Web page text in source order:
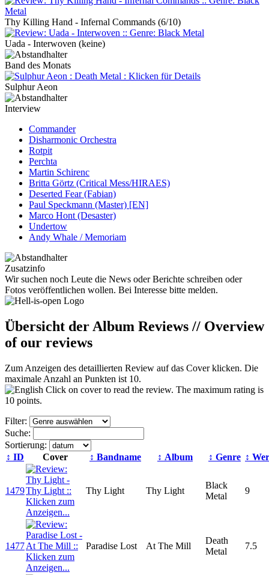
Thy Killing Hand - Infernal Commands (6/10)
Uada - Interwoven (keine)
Band des Monats
Sulphur Aeon
Interview
Commander
Disharmonic Orchestra
Rotpit
Perchta
Martin Schirenc
Britta Görtz (Critical Mess/HIRAES)
Deserted Fear (Fabian)
Paul Speckmann (Master) [EN]
Marco Hont (Desaster)
Undertow
Andy Whale / Memoriam
Zusatzinfo
Wir suchen noch Leute die News oder Berichte schreiben oder
Fotos veröffentlichen wollen. Bei Interesse bitte melden.
Übersicht der Album Reviews // Overview
of our reviews
Zum Anzeigen des detaillierten Review auf das Cover klicken. Die
maximale Anzahl an Punkten ist 10.
Click on cover to read the review. The maximum rating is
10 points.
Filter:
Suche:
Sortierung:
↕ ID
Cover ↕ Bandname ↕ Album ↕ Genre ↕
1479 Thy Light Thy Light
Black
Metal
9
1477 Paradise Lost At The Mill
Death
Metal
7.5